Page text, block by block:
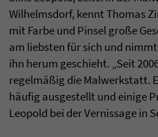
Wilhelmsdorf, kennt Thomas
mit Farbe und Pinsel große
am liebsten für sich und
ihn herum geschieht. „Seit
regelmäßig die Malwerkstatt.
häufig ausgestellt und einige
Leopold bei der Vernissage in